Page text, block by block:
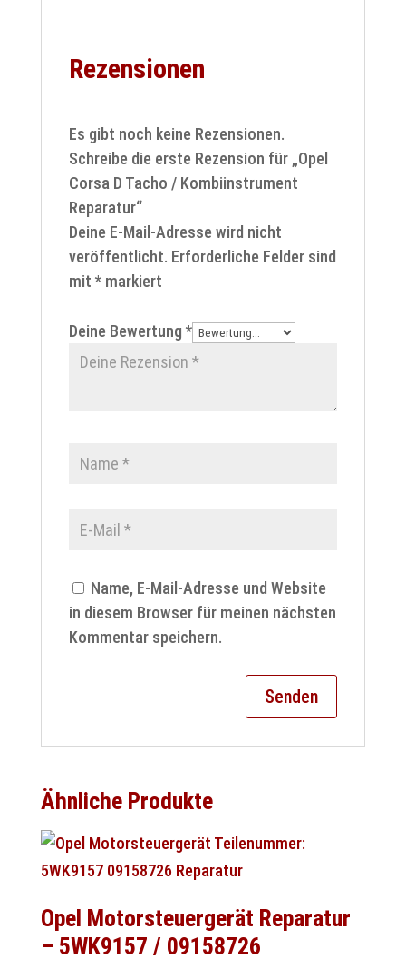
Rezensionen
Es gibt noch keine Rezensionen.
Schreibe die erste Rezension für „Opel
Corsa D Tacho / Kombiinstrument
Reparatur“
Deine E-Mail-Adresse wird nicht
veröffentlicht. Erforderliche Felder sind
mit *markiert
Deine Bewertung *
Name, E-Mail-Adresse und Website
in diesem Browser für meinen nächsten
Kommentar speichern.
Ähnliche Produkte
Opel Motorsteuergerät Reparatur
– 5WK9157 / 09158726